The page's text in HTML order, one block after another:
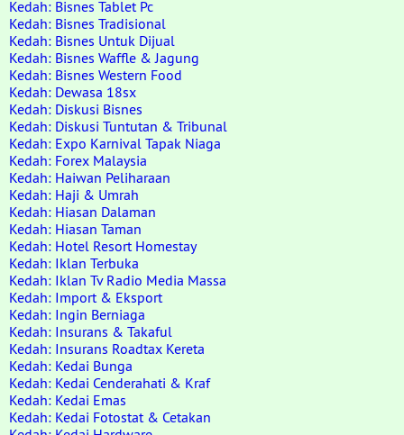
Kedah: Bisnes Tablet Pc
Kedah: Bisnes Tradisional
Kedah: Bisnes Untuk Dijual
Kedah: Bisnes Waffle & Jagung
Kedah: Bisnes Western Food
Kedah: Dewasa 18sx
Kedah: Diskusi Bisnes
Kedah: Diskusi Tuntutan & Tribunal
Kedah: Expo Karnival Tapak Niaga
Kedah: Forex Malaysia
Kedah: Haiwan Peliharaan
Kedah: Haji & Umrah
Kedah: Hiasan Dalaman
Kedah: Hiasan Taman
Kedah: Hotel Resort Homestay
Kedah: Iklan Terbuka
Kedah: Iklan Tv Radio Media Massa
Kedah: Import & Eksport
Kedah: Ingin Berniaga
Kedah: Insurans & Takaful
Kedah: Insurans Roadtax Kereta
Kedah: Kedai Bunga
Kedah: Kedai Cenderahati & Kraf
Kedah: Kedai Emas
Kedah: Kedai Fotostat & Cetakan